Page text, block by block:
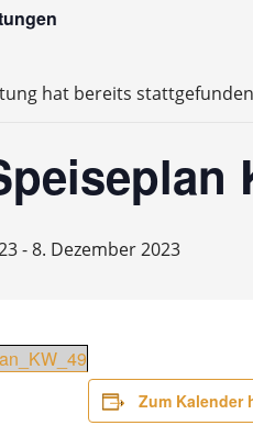
hat bereits
-8. Dezember 2023
Zum Kalender